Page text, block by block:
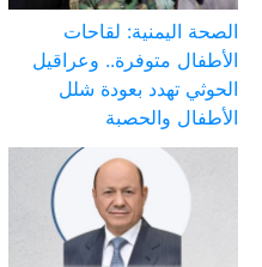
الصحة اليمنية: لقاحات
الأطفال متوفرة.. وعراقيل
الحوثي تهدد بعودة شلل
الأطفال والحصبة